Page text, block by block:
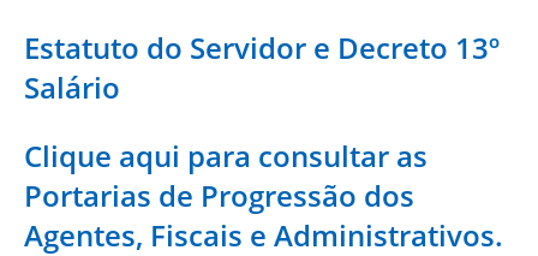
Estatuto do Servidor e Decreto 13º
Salário
Clique aqui para consultar as
Portarias de Progressão dos
Agentes, Fiscais e Administrativos.